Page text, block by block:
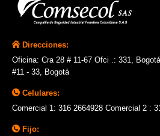
Direcciones:
Oficina: Cra 28 # 11-67 Ofci .: 331,
#11 - 33, Bogotá
Celulares:
Comercial 1: 316 2664928 Comercial 2 :
Fijo: